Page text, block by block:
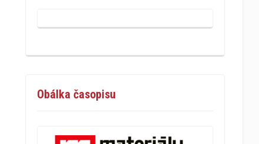
Obálka časopisu